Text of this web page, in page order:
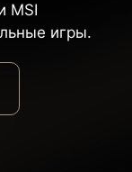
MSI
игры.